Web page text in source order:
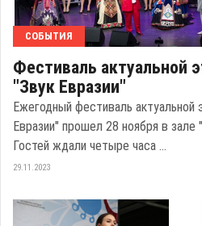
СОБЫТИЯ
Фестиваль актуальной
"Звук Евразии"
Ежегодный фестиваль актуальной
Евразии" прошел 28 ноября в зале
Гостей ждали четыре часа ...
29.11.2023